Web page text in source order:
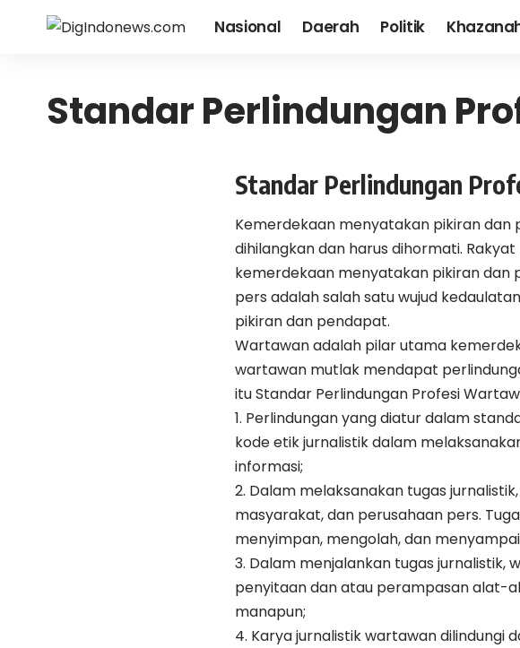
Nasional Daerah Politik
Standar Perlindungan
Standar Perlindungan
Kemerdekaan menyatakan pikiran
dihilangkan dan harus dihormati.
kemerdekaan menyatakan pikiran dan
pers adalah salah satu wujud
pikiran dan pendapat.
Wartawan adalah pilar utama
wartawan mutlak mendapat
itu Standar Perlindungan Profesi
1. Perlindungan yang diatur dalam
kode etik jurnalistik dalam
informasi;
2. Dalam melaksanakan tugas
masyarakat, dan perusahaan pers.
menyimpan, mengolah, dan
3. Dalam menjalankan tugas jurnalistik,
penyitaan dan atau perampasan alat-
manapun;
4. Karya jurnalistik wartawan dilindungi